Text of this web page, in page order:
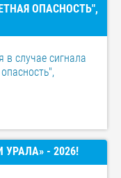
ОПАСНОСТЬ",
в случае сигнала
- 2026!